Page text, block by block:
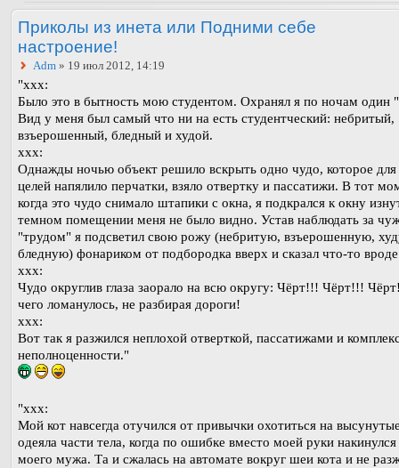
Приколы из инета или Подними себе
настроение!
Adm » 19 июл 2012, 14:19
"xxx:
Было это в бытность мою студентом. Охранял я по ночам один
Вид у меня был самый что ни на есть студентческий: небритый,
взъерошенный, бледный и худой.
xxx:
Однажды ночью объект решило вскрыть одно чудо, которое для
целей напялило перчатки, взяло отвертку и пассатижи. В тот
когда это чудо снимало штапики с окна, я подкрался к окну
темном помещении меня не было видно. Устав наблюдать за
"трудом" я подсветил свою рожу (небритую, взъерошенную,
бледную) фонариком от подбородка вверх и сказал что-то
xxx:
Чудо округлив глаза заорало на всю округу: Чёрт!!! Чёрт!!!
чего ломанулось, не разбирая дороги!
xxx:
Вот так я разжился неплохой отверткой, пассатижами и
неполноценности."
"xxx:
Мой кот навсегда отучился от привычки охотиться на
одеяла части тела, когда по ошибке вместо моей руки
моего мужа. Та и сжалась на автомате вокруг шеи кота и не